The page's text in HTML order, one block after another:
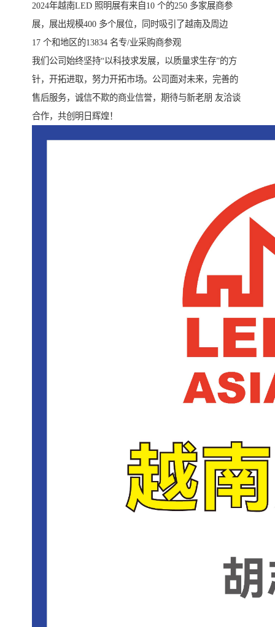
2024年越南LED 照明展有来自10 个的250 多家展商参
展，展出规模400 多个展位，同时吸引了越南及周边
17 个和地区的13834 名专/业采购商参观
我们公司始终坚持“以科技求发展，以质量求生存”的方
针，开拓进取，努力开拓市场。公司面对未来，完善的
售后服务，诚信不欺的商业信誉，期待与新老朋 友洽谈
合作，共创明日辉煌！